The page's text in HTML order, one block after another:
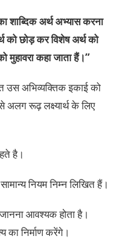
शाब्दिक अर्थ अभ्यास करना
को छोड़ कर विशेष अर्थ को
मुहावरा कहा जाता हैं।”
उस अभिव्यक्तिक इकाई को
अलग रूढ़ लक्ष्यार्थ के लिए
है।
नियम निम्न लिखित हैं।
आवश्यक होता है।
का निर्माण करेंगे।